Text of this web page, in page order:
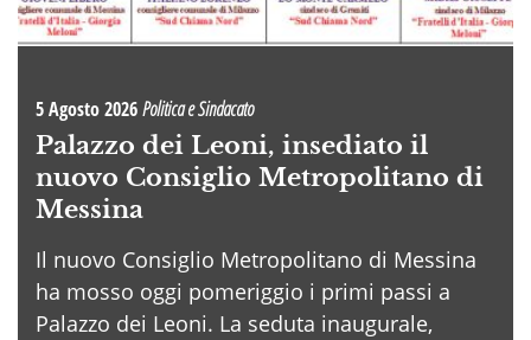
5 Agosto 2026Politica e Sindacato
Palazzo dei Leoni, insediato il
nuovo Consiglio Metropolitano di
Messina
Il nuovo Consiglio Metropolitano di Messina
ha mosso oggi pomeriggio i primi passi a
Palazzo dei Leoni. La seduta inaugurale,